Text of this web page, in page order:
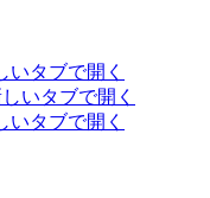
いタブで開く
いタブで開く
いタブで開く